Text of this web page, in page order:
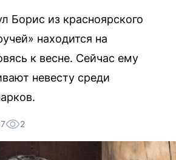
Борис из красноярского
находится на
к весне. Сейчас ему
невесту среди
2